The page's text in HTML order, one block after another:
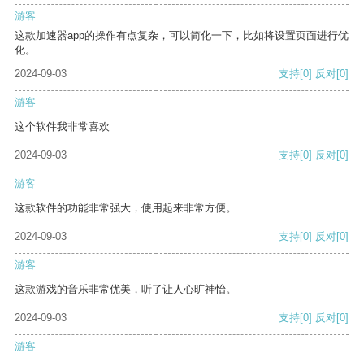
游客
这款加速器app的操作有点复杂，可以简化一下，比如将设置页面进行优
化。
2024-09-03
支持[0] 反对[0]
游客
这个软件我非常喜欢
2024-09-03 支持[0] 反对[0]
游客
这款软件的功能非常强大，使用起来非常方便。
2024-09-03 支持[0] 反对[0]
游客
这款游戏的音乐非常优美，听了让人心旷神怡。
2024-09-03 支持[0] 反对[0]
游客